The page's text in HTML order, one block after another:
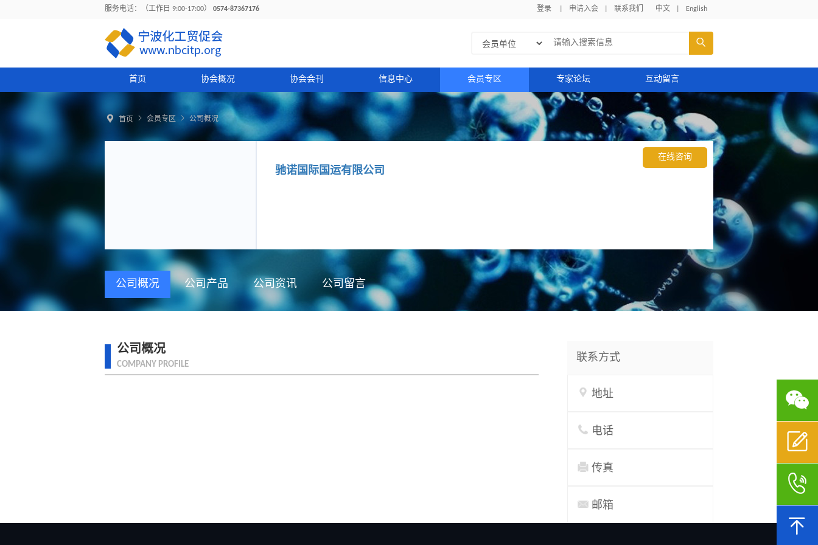
服务电话：（工作日 9:00-17:00） 0574-87367176 登录 申请入会 联系我们 中文 English

首页 协会概况 协会会刊 信息中心 会员专区 专家论坛 互动留言
 首页  会员专区  公司概况
在线咨询
驰诺国际国运有限公司
公司概况 公司产品 公司资讯 公司留言
公司概况
COMPANY PROFILE
联系方式
 地址
 电话
 传真
 邮箱



